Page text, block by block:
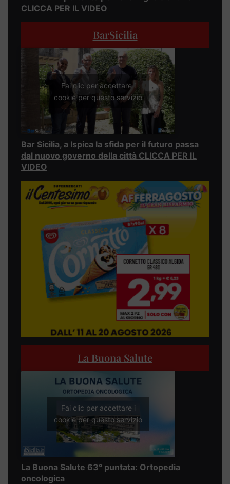
CLICCA PER IL VIDEO
BarSicilia
Fai clic per accettare i
cookie per questo servizio
Bar Sicilia, a Ispica la sfida per il futuro passa
dal nuovo governo della città CLICCA PER IL
VIDEO
La Buona Salute
Fai clic per accettare i
cookie per questo servizio
La Buona Salute 63° puntata: Ortopedia
oncologica